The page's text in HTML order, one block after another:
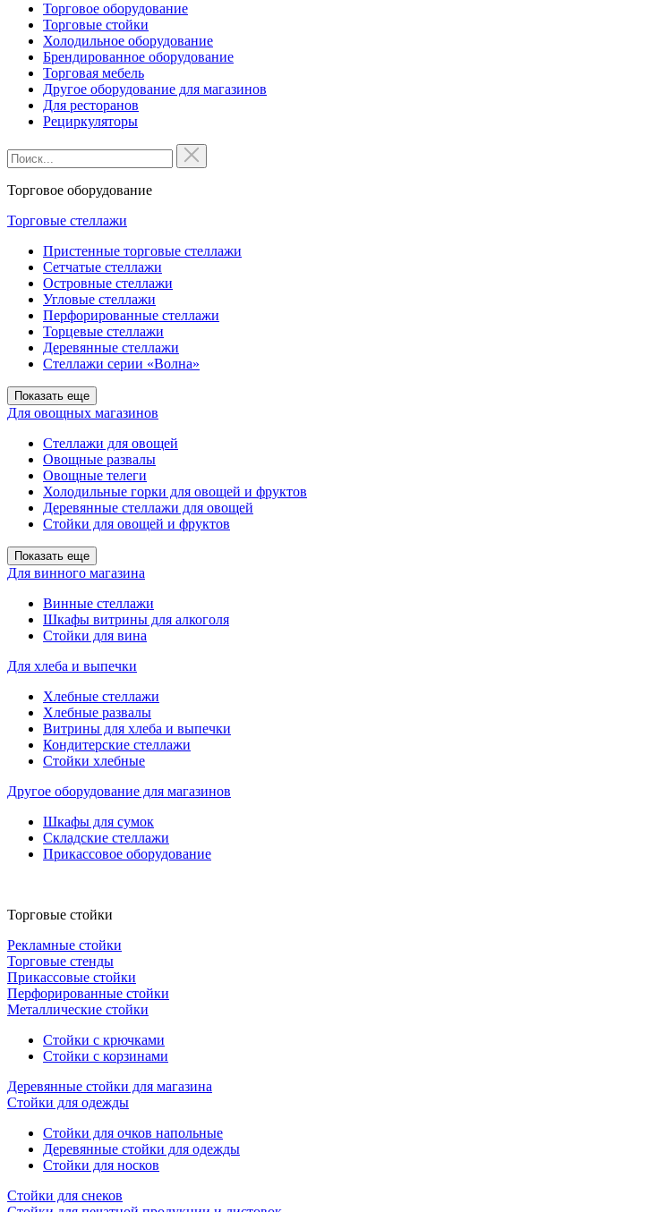
Торговое оборудование
Торговые стойки
Холодильное оборудование
Брендированное оборудование
Торговая мебель
Другое оборудование для магазинов
Для ресторанов
Рециркуляторы
Торговое оборудование
Торговые стеллажи
Пристенные торговые стеллажи
Сетчатые стеллажи
Островные стеллажи
Угловые стеллажи
Перфорированные стеллажи
Торцевые стеллажи
Деревянные стеллажи
Стеллажи серии «Волна»
Показать еще
Для овощных магазинов
Стеллажи для овощей
Овощные развалы
Овощные телеги
Холодильные горки для овощей и фруктов
Деревянные стеллажи для овощей
Стойки для овощей и фруктов
Показать еще
Для винного магазина
Винные стеллажи
Шкафы витрины для алкоголя
Стойки для вина
Для хлеба и выпечки
Хлебные стеллажи
Хлебные развалы
Витрины для хлеба и выпечки
Кондитерские стеллажи
Стойки хлебные
Другое оборудование для магазинов
Шкафы для сумок
Складские стеллажи
Прикассовое оборудование
Торговые стойки
Рекламные стойки
Торговые стенды
Прикассовые стойки
Перфорированные стойки
Металлические стойки
Стойки с крючками
Стойки с корзинами
Деревянные стойки для магазина
Стойки для одежды
Стойки для очков напольные
Деревянные стойки для одежды
Стойки для носков
Стойки для снеков